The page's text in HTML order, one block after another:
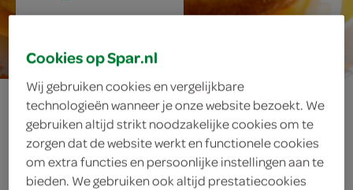
berliner bollen
ingrediënten
Cookies op Spar.nl
Wij gebruiken cookies en vergelijkbare
technologieën wanneer je onze website bezoekt. We
gebruiken altijd strikt noodzakelijke cookies om te
zorgen dat de website werkt en functionele cookies
om extra functies en persoonlijke instellingen aan te
bieden. We gebruiken ook altijd prestatiecookies